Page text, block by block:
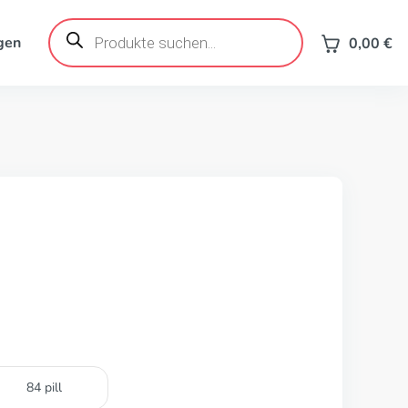
Products
search 0,00 €
84 pill